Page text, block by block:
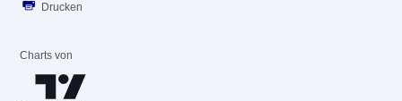
Drucken
Charts von